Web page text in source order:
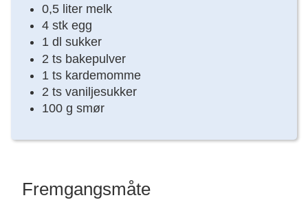
0,5 liter melk
4 stk egg
1 dl sukker
2 ts bakepulver
1 ts kardemomme
2 ts vaniljesukker
100 g smør
Fremgangsmåte